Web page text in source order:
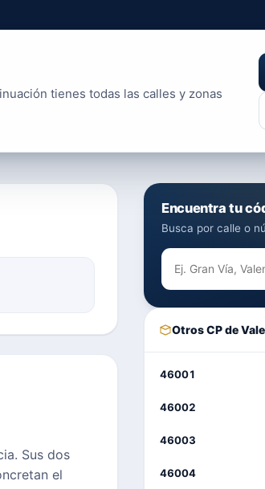
tienes todas las calles y zonas
Sus dos
el
Encuentra tu
Busca por calle o
Otros CP de
46001
46002
46003
46004